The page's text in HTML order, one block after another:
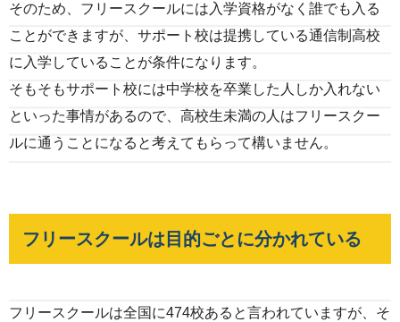
そのため、フリースクールには入学資格がなく誰でも入る
ことができますが、サポート校は提携している通信制高校
に入学していることが条件になります。
そもそもサポート校には中学校を卒業した人しか入れない
といった事情があるので、高校生未満の人はフリースクー
ルに通うことになると考えてもらって構いません。
フリースクールは目的ごとに分かれている
フリースクールは全国に474校あると言われていますが、そ